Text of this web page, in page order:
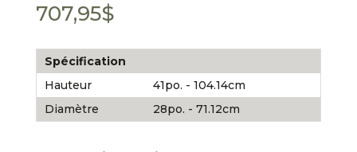
707,95$
Spécification
Hauteur
41po. - 104.14cm
Diamètre
28po. - 71.12cm